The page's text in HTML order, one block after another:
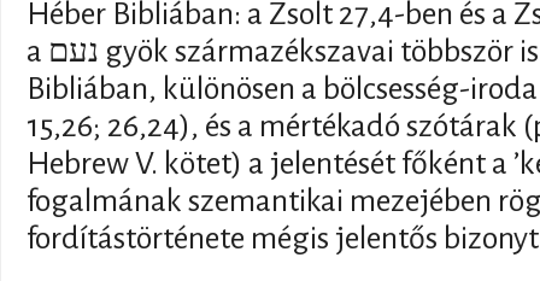
Héber Bibliában: a Zsolt 27,4-ben és a
a נעם gyök származékszavai többször is előfordulnak a Héber
Bibliában, különösen a bölcsesség-
15,26; 26,24), és a mértékadó szótárak
Hebrew V. kötet) a jelentését főként a
fogalmának szemantikai mezejében
fordítástörténete mégis jelentős